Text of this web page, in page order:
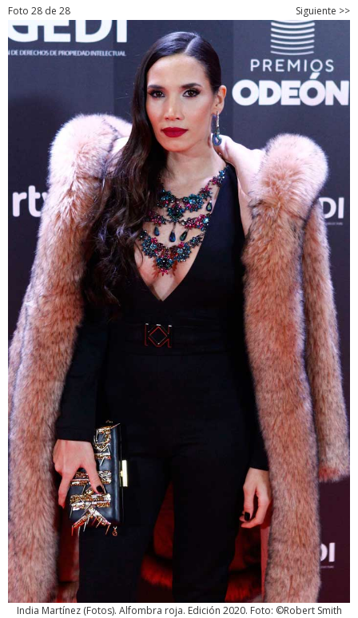
Foto 28 de 28 Siguiente >>
India Martínez(Fotos). Alfombra roja. Edición 2020. Foto: ©Robert Smith